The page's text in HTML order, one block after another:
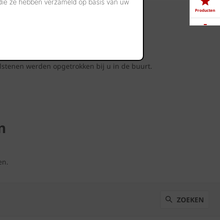
ze hebben verzameld op basis van uw
werden opgetrokken bij u in de buurt.
ZOEKEN
Producten